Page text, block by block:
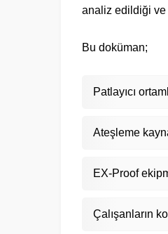
analiz edildiği ve
Bu doküman;
Patlayıcı
Ateşleme
EX-Proof
Çalışanların